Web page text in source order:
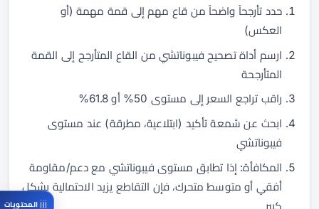
حدد تأرجحاً واضحاً من قاع مهم إلى قمة مهمة (أو
العكس)
ارسم أداة تصحيح فيبوناتشي من القاع المتأرجح إلى القمة
المتأرجحة
راقب تراجع السعر إلى مستوى 50% أو 61.8%
ابحث عن شمعة تأكيد (ابتلاعية، مطرقة) عند مستوى
فيبوناتشي
المكافأة: إذا تطابق مستوى فيبوناتشي مع دعم/مقاومة
أفقي أو متوسط متحرك، فإن التقاطع يزيد الاحتمالية بشكل
كبير
المحتويات